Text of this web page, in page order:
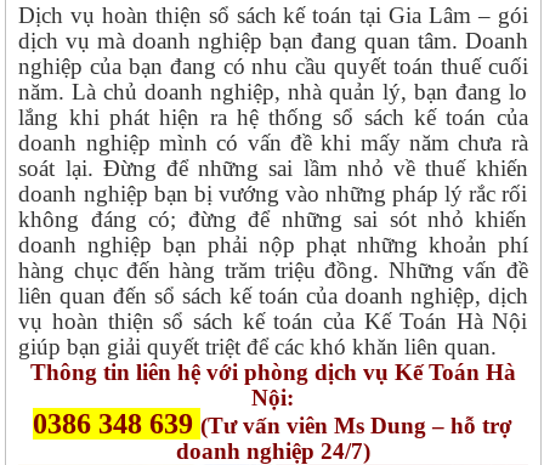
Dịch vụ hoàn thiện sổ sách kế toán tại Gia Lâm – gói
dịch vụ mà doanh nghiệp bạn đang quan tâm. Doanh
nghiệp của bạn đang có nhu cầu quyết toán thuế cuối
năm. Là chủ doanh nghiệp, nhà quản lý, bạn đang lo
lắng khi phát hiện ra hệ thống sổ sách kế toán của
doanh nghiệp mình có vấn đề khi mấy năm chưa rà
soát lại. Đừng để những sai lầm nhỏ về thuế khiến
doanh nghiệp bạn bị vướng vào những pháp lý rắc rối
không đáng có; đừng để những sai sót nhỏ khiến
doanh nghiệp bạn phải nộp phạt những khoản phí
hàng chục đến hàng trăm triệu đồng. Những vấn đề
liên quan đến sổ sách kế toán của doanh nghiệp, dịch
vụ hoàn thiện sổ sách kế toán của Kế Toán Hà Nội
giúp bạn giải quyết triệt để các khó khăn liên quan.
Thông tin liên hệ với phòng dịch vụ Kế Toán Hà
Nội:
0386 348 639(Tư vấn viên Ms Dung – hỗ trợ
doanh nghiệp 24/7)